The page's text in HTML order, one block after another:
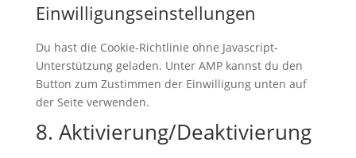
Einwilligungseinstellungen
Du hast die Cookie-Richtlinie ohne Javascript-
Unterstützung geladen. Unter AMP kannst du den
Button zum Zustimmen der Einwilligung unten auf
der Seite verwenden.
8. Aktivierung/Deaktivierung